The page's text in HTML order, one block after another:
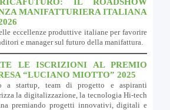
MANIFATTURIERA ITALIANA
eccellenze produttive italiane per favorire
e manager sul futuro della manifattura.
LE ISCRIZIONI AL PREMIO
“LUCIANO MIOTTO” 2025
a startup, team di progetto e aspiranti
la digitalizzazione, la tecnologia Hi-tech
premiando progetti innovativi, digitali e